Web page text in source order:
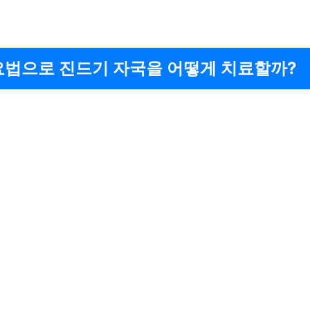
법으로 진드기 자국을 어떻게 치료할까?